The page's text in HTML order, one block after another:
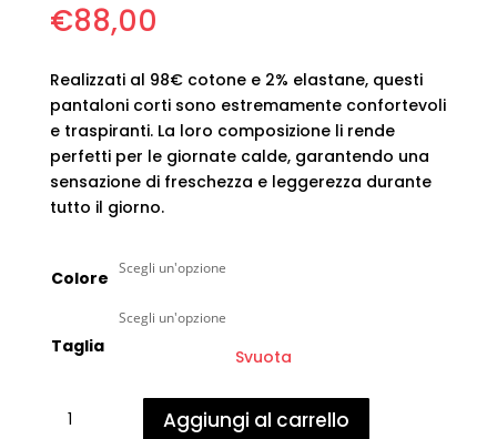
€88,00
Realizzati al 98€ cotone e 2% elastane, questi
pantaloni corti sono estremamente confortevoli
e traspiranti. La loro composizione li rende
perfetti per le giornate calde, garantendo una
sensazione di freschezza e leggerezza durante
tutto il giorno.
Colore
Taglia
Svuota
Industries
Aggiungi al carrello